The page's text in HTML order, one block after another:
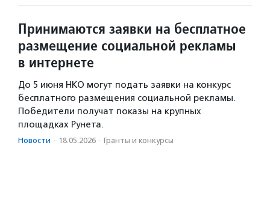
Принимаются заявки на бесплатное
размещение социальной рекламы
в интернете
До 5 июня НКО могут подать заявки на конкурс
бесплатного размещения социальной рекламы.
Победители получат показы на крупных
площадках Рунета.
Новости · 18.05.2026 · Гранты и конкурсы